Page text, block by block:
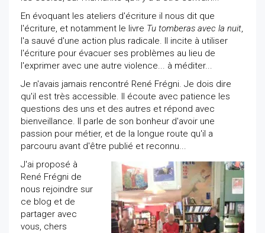
En évoquant les ateliers d'écriture il nous dit que
l'écriture, et notamment le livre Tu tomberas avec la nuit,
l'a sauvé d'une action plus radicale. Il incite à utiliser
l'écriture pour évacuer ses problèmes au lieu de
l'exprimer avec une autre violence... à méditer...
Je n'avais jamais rencontré René Frégni. Je dois dire
qu'il est très accessible. Il écoute avec patience les
questions des uns et des autres et répond avec
bienveillance. Il parle de son bonheur d'avoir une
passion pour métier, et de la longue route qu'il a
parcouru avant d'être publié et reconnu...
J'ai proposé à
René Frégni de
nous rejoindre sur
ce blog et de
partager avec
vous, chers